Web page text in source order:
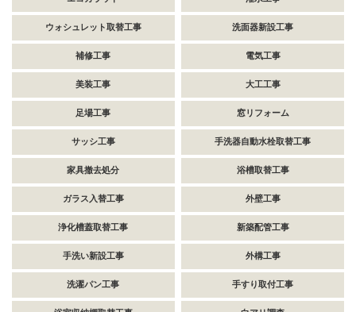
ウォシュレット取替工事 洗面器新設工事
補修工事 電気工事
美装工事 大工工事
足場工事 窓リフォーム
サッシ工事 手洗器自動水栓取替工事
家具撤去処分 浴槽取替工事
ガラス入替工事 外壁工事
浄化槽蓋取替工事 新築配管工事
手洗い新設工事 外構工事
洗濯パン工事 手すり取付工事